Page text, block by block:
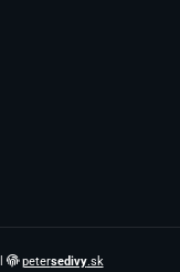
petersedivy.sk